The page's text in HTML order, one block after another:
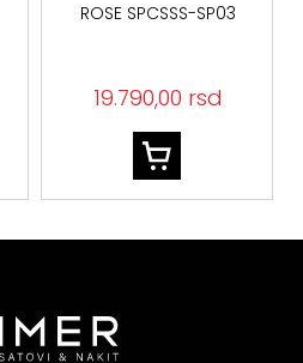
ROSE SPCSSS-SP03
19.790,00 rsd